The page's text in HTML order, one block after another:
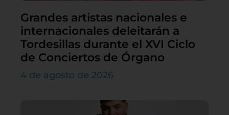
Grandes artistas nacionales e
internacionales deleitarán a
Tordesillas durante el XVI Ciclo
de Conciertos de Órgano
4 de agosto de 2026